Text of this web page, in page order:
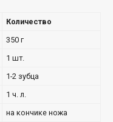
Количество
350 г
1 шт.
1-2 зубца
1 ч. л.
на кончике ножа